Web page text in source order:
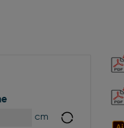
cm